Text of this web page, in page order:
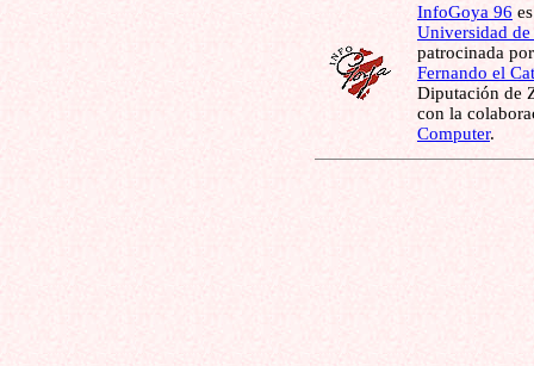
InfoGoya 96
Universidad de
patrocinada
Fernando el
Diputación de
con la
Computer.